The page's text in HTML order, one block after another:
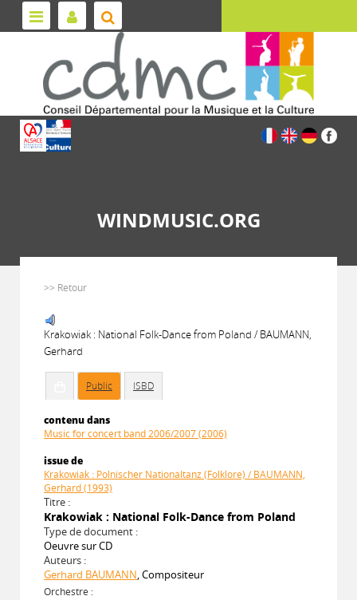
WINDMUSIC.ORG
>> Retour
Krakowiak : National Folk-Dance from Poland / BAUMANN,
Gerhard
Public ISBD
contenu dans
Music for concert band 2006/2007 (2006)
issue de
Krakowiak : Polnischer Nationaltanz (Folklore) / BAUMANN,
Gerhard (1993)
Titre :
Krakowiak : National Folk-Dance from Poland
Type de document :
Oeuvre sur CD
Auteurs :
Gerhard BAUMANN, Compositeur
Orchestre :